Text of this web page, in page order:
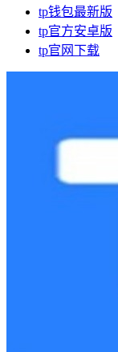
tp钱包最新版
tp官方安卓版
tp官网下载